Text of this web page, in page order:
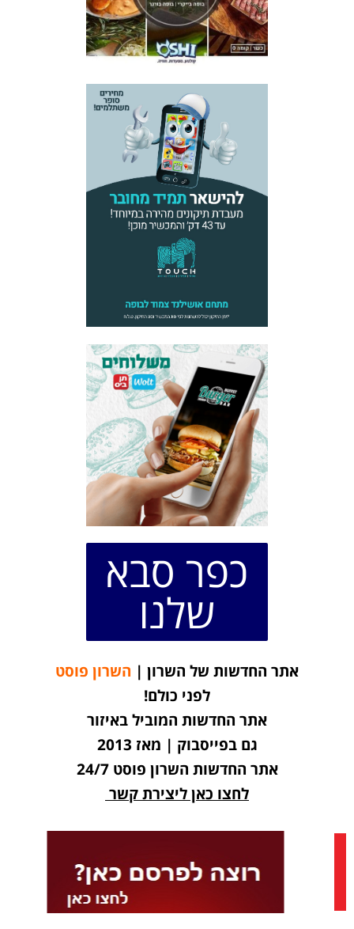
כפר סבא
שלנו
אתר החדשות של השרון | השרון פוסט
לפני כולם!
אתר החדשות המוביל באיזור
גם בפייסבוק | מאז 2013
אתר החדשות השרון פוסט 24/7
לחצו כאן ליצירת קשר